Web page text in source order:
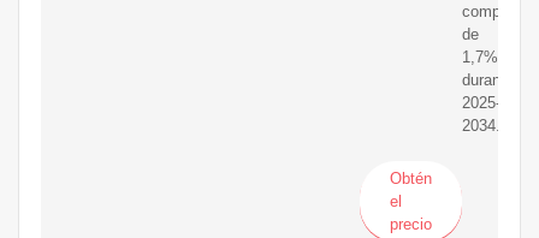
compuesta
de
1,7%
durante
2025-
2034.
Obtén
el
precio